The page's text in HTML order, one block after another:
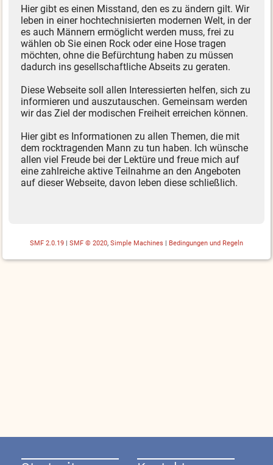
Hier gibt es einen Misstand, den es zu ändern gilt. Wir
leben in einer hochtechnisierten modernen Welt, in der
es auch Männern ermöglicht werden muss, frei zu
wählen ob Sie einen Rock oder eine Hose tragen
möchten, ohne die Befürchtung haben zu müssen
dadurch ins gesellschaftliche Abseits zu geraten.
Diese Webseite soll allen Interessierten helfen, sich zu
informieren und auszutauschen. Gemeinsam werden
wir das Ziel der modischen Freiheit erreichen können.
Hier gibt es Informationen zu allen Themen, die mit
dem rocktragenden Mann zu tun haben. Ich wünsche
allen viel Freude bei der Lektüre und freue mich auf
eine zahlreiche aktive Teilnahme an den Angeboten
auf dieser Webseite, davon leben diese schließlich.
SMF 2.0.19 | SMF © 2020 Simple Machines | Bedingungen und Regeln